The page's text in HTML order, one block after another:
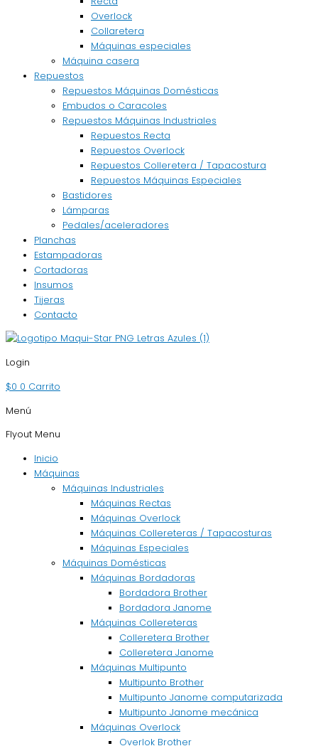
Overlock
Collaretera
Máquinas especiales
Máquina casera
Repuestos
Repuestos Máquinas Domésticas
Embudos o Caracoles
Repuestos Máquinas Industriales
Repuestos Recta
Repuestos Overlock
Repuestos Colleretera / Tapacostura
Repuestos Máquinas Especiales
Bastidores
Lámparas
Pedales/aceleradores
Planchas
Estampadoras
Cortadoras
Insumos
Tijeras
Contacto
Login
$0 0 Carrito
Menú
Flyout Menu
Inicio
Máquinas
Máquinas Industriales
Máquinas Rectas
Máquinas Overlock
Máquinas Collereteras / Tapacosturas
Máquinas Especiales
Máquinas Domésticas
Máquinas Bordadoras
Bordadora Brother
Bordadora Janome
Máquinas Collereteras
Colleretera Brother
Colleretera Janome
Máquinas Multipunto
Multipunto Brother
Multipunto Janome computarizada
Multipunto Janome mecánica
Máquinas Overlock
Overlok Brother